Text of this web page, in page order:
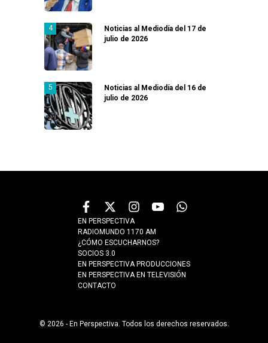
Noticias al Mediodía del 17 de
julio de 2026
Noticias al Mediodía del 16 de
julio de 2026
EN PERSPECTIVA
RADIOMUNDO 1170 AM
¿CÓMO ESCUCHARNOS?
SOCIOS 3.0
EN PERSPECTIVA PRODUCCIONES
EN PERSPECTIVA EN TELEVISIÓN
CONTACTO
© 2026 - En Perspectiva. Todos los derechos reservados.